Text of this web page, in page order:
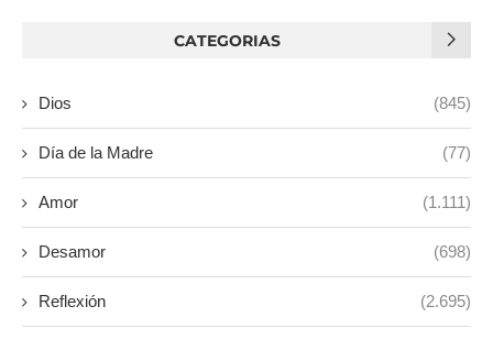
CATEGORIAS
Dios (845)
Día de la Madre (77)
Amor (1.111)
Desamor (698)
Reflexión (2.695)